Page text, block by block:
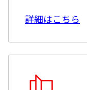
詳細はこちら